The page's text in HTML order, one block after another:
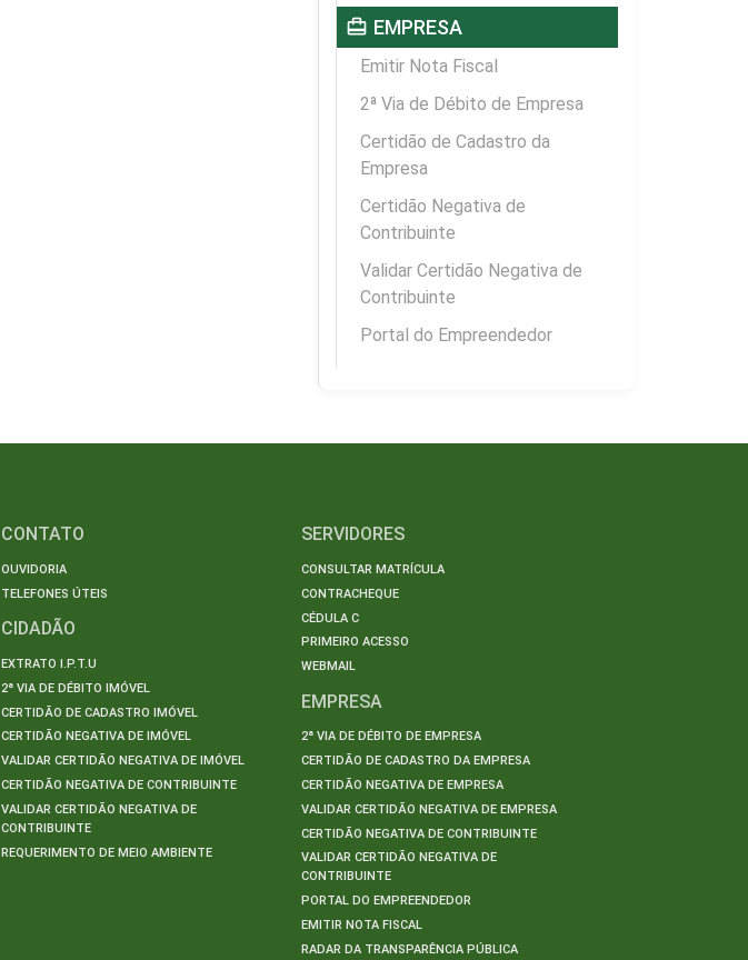
card_travel EMPRESA
Emitir Nota Fiscal
2ª Via de Débito de Empresa
Certidão de Cadastro da
Empresa
Certidão Negativa de
Contribuinte
Validar Certidão Negativa de
Contribuinte
Portal do Empreendedor
CONTATO
OUVIDORIA
TELEFONES ÚTEIS
CIDADÃO
EXTRATO I.P.T.U
2ª VIA DE DÉBITO IMÓVEL
CERTIDÃO DE CADASTRO IMÓVEL
CERTIDÃO NEGATIVA DE IMÓVEL
VALIDAR CERTIDÃO NEGATIVA DE IMÓVEL
CERTIDÃO NEGATIVA DE CONTRIBUINTE
VALIDAR CERTIDÃO NEGATIVA DE
CONTRIBUINTE
REQUERIMENTO DE MEIO AMBIENTE
SERVIDORES
CONSULTAR MATRÍCULA
CONTRACHEQUE
CÉDULA C
PRIMEIRO ACESSO
WEBMAIL
EMPRESA
2ª VIA DE DÉBITO DE EMPRESA
CERTIDÃO DE CADASTRO DA EMPRESA
CERTIDÃO NEGATIVA DE EMPRESA
VALIDAR CERTIDÃO NEGATIVA DE EMPRESA
CERTIDÃO NEGATIVA DE CONTRIBUINTE
VALIDAR CERTIDÃO NEGATIVA DE
CONTRIBUINTE
PORTAL DO EMPREENDEDOR
EMITIR NOTA FISCAL
RADAR DA TRANSPARÊNCIA PÚBLICA